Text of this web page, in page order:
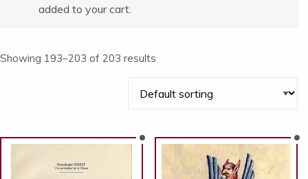
added to your cart.
Showing 193–203 of 203 results